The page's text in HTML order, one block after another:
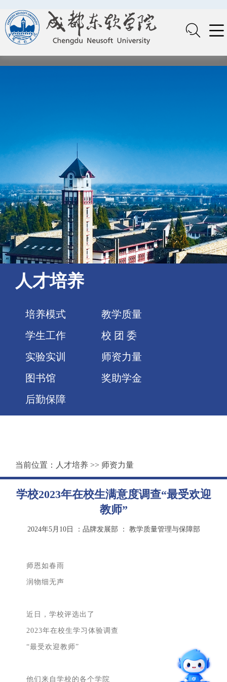
人才培养
培养模式
教学质量
学生工作
校 团 委
实验实训
师资力量
图书馆
奖助学金
后勤保障
当前位置： 人才培养 >> 师资力量
学校2023年在校生满意度调查“最受欢迎
教师”
2024年5月10日 ：品牌发展部 ： 教学质量管理与保障部
师恩如春雨
润物细无声
近日，学校评选出了
2023年在校生学习体验调查
“最受欢迎教师”
他们来自学校的各个学院